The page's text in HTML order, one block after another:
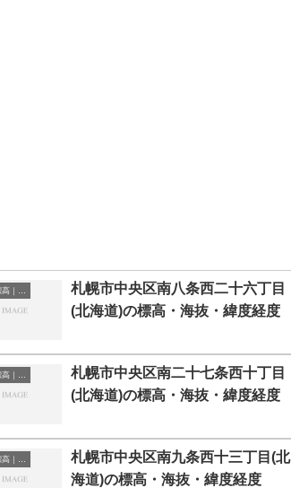
札幌市中央区南八条西二十六丁目
(北海道)の標高・海抜・緯度経度
札幌市中央区南二十七条西十丁目
(北海道)の標高・海抜・緯度経度
札幌市中央区南九条西十三丁目(北
海道)の標高・海抜・緯度経度